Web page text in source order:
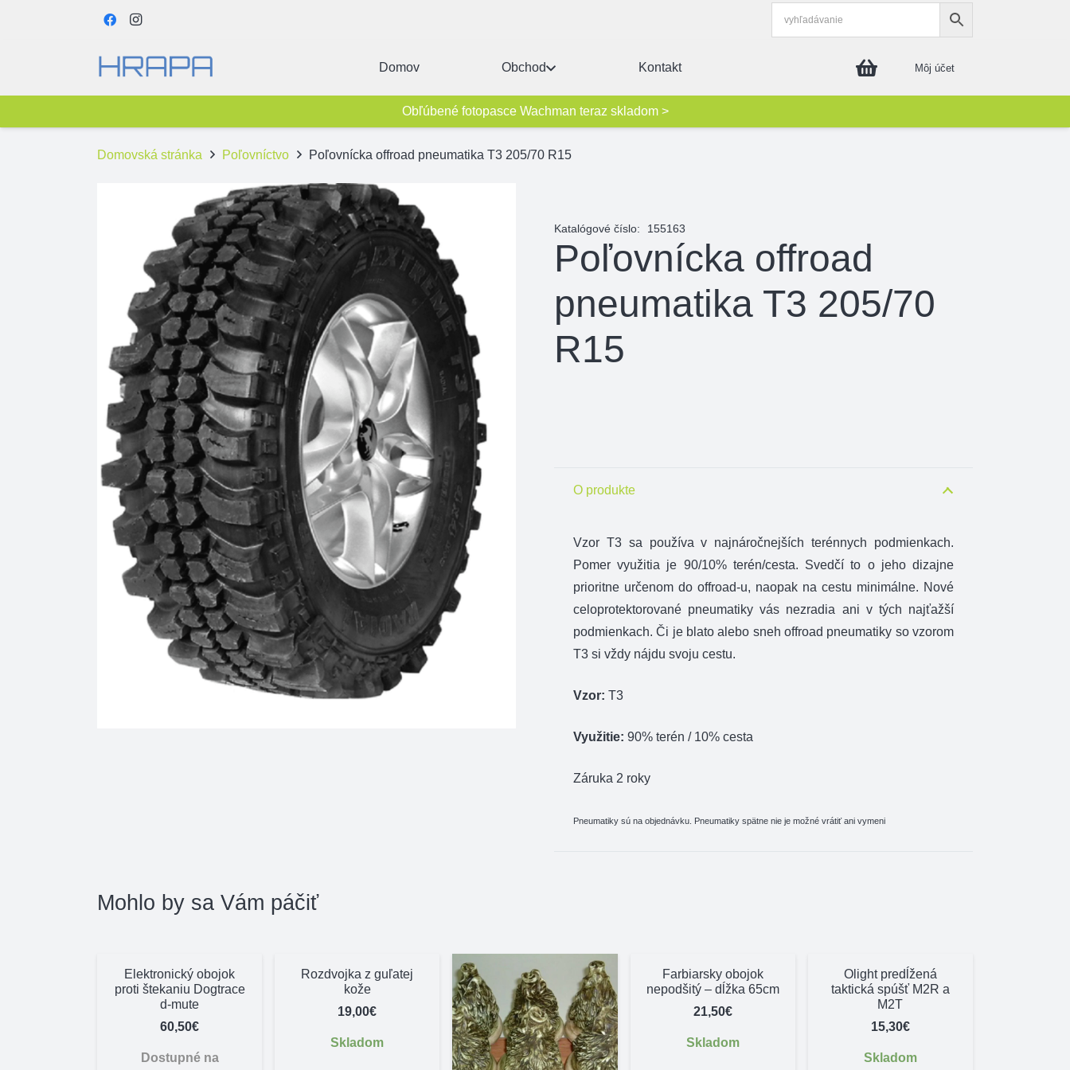
Domov Obchod Kontakt Môj účet
Obľúbené fotopasce Wachman teraz skladom >
Domovská stránka Poľovníctvo Poľovnícka offroad pneumatika T3 205/70 R15
Katalógové číslo: 155163
Poľovnícka offroad
pneumatika T3 205/70
R15
O produkte
Vzor T3 sa používa v najnáročnejších terénnych podmienkach.
Pomer využitia je 90/10% terén/cesta. Svedčí to o jeho dizajne
prioritne určenom do offroad-u, naopak na cestu minimálne. Nové
celoprotektorované pneumatiky vás nezradia ani v tých najťažší
podmienkach. Či je blato alebo sneh offroad pneumatiky so vzorom
T3 si vždy nájdu svoju cestu.
Vzor: T3
Využitie: 90% terén / 10% cesta
Záruka 2 roky
Pneumatiky sú na objednávku. Pneumatiky spätne nie je možné vrátiť ani vymeni
Mohlo by sa Vám páčiť
Elektronický obojok
proti štekaniu Dogtrace
d-mute
60,50€
Dostupné na
Rozdvojka z guľatej
kože
19,00€
Skladom
Farbiarsky obojok
nepodšitý – dĺžka 65cm
21,50€
Skladom
Olight predĺžená
taktická spúšť M2R a
M2T
15,30€
Skladom